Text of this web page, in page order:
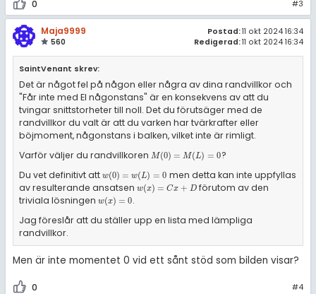
0 #3
Maja9999
560
Postad:11 okt 2024 16:34
Redigerad:11 okt 2024 16:34
SaintVenant skrev:
Det är något fel på någon eller några av dina randvillkor och
"Får inte med EI någonstans" är en konsekvens av att du
tvingar snittstorheter till noll. Det du förutsäger med de
randvillkor du valt är att du varken har tvärkrafter eller
böjmoment, någonstans i balken, vilket inte är rimligt.
Varför väljer du randvillkoren M(0) = M(L) = 0
M(0) =M(L)=0
?
Du vet definitivt att w(0) = w(L) = 0
w(0) = w(L)= 0
men detta kan inte uppfyllas
av resulterande ansatsen w(x) = Cx + D
w(x) =Cx+ D
förutom av den
triviala lösningen w(x) = 0
w(x) =0 .
Jag föreslår att du ställer upp en lista med lämpliga
randvillkor.
Men är inte momentet 0 vid ett sånt stöd som bilden visar?
0 #4